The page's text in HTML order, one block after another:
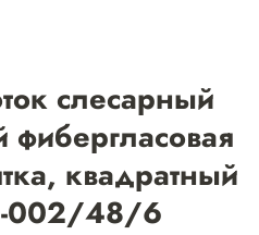
слесарный
фибергласовая
квадратный
002/48/6